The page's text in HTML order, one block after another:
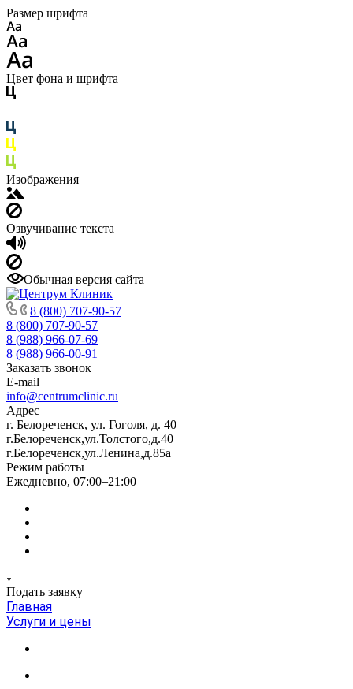
Размер шрифта
Цвет фона и шрифта
Изображения
Озвучивание текста
Обычная версия сайта
8 (800) 707-90-57
8 (800) 707-90-57
8 (988) 966-07-69
8 (988) 966-00-91
Заказать звонок
E-mail
info@centrumclinic.ru
Адрес
г. Белореченск, ул. Гоголя, д. 40
г.Белореченск,ул.Толстого,д.40
г.Белореченск,ул.Ленина,д.85а
Режим работы
Ежедневно, 07:00–21:00
Подать заявку
Главная
Услуги и цены